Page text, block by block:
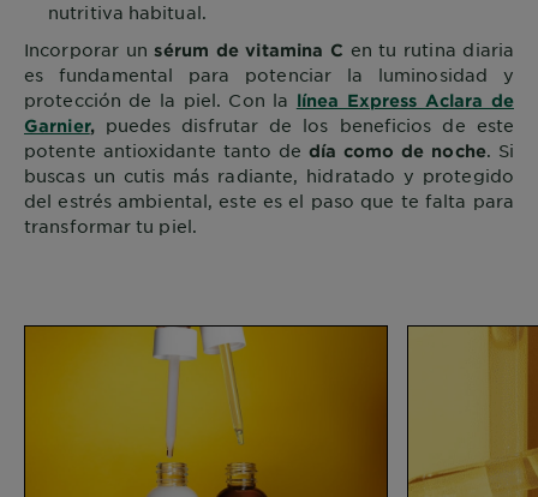
nutritiva habitual.
Incorporar unsérum de vitamina C en tu rutina diaria
es fundamental para potenciar la luminosidad y
protección de la piel. Con la línea Express Aclara de
Garnier,puedes disfrutar de los beneficios de este
potente antioxidante tanto de día como de noche. Si
buscas un cutis más radiante, hidratado y protegido
del estrés ambiental, este es el paso que te falta para
transformar tu piel.